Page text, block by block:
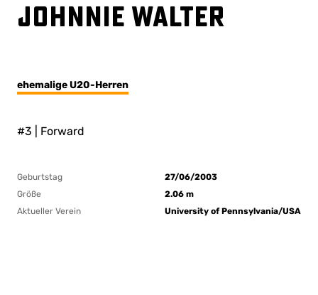
Johnnie Walter
ehemalige U20-Herren
#3 | Forward
Geburtstag
27/06/2003
Größe
2.06 m
Aktueller Verein
University of Pennsylvania/USA